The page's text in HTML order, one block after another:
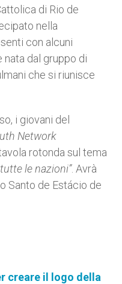
di Rio de
nella
con alcuni
nata dal gruppo di
che si riunisce
i giovani del
Network
rotonda sul tema
le nazioni”. Avrà
Santo de Estácio de
creare il logo della